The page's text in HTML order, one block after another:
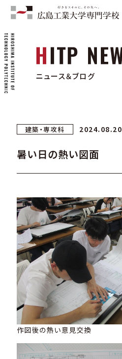
ニュース＆ブログ
建築・専攻科 2024.08.20
暑い日の熱い図面
作図後の熱い意見交換